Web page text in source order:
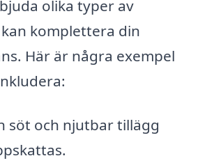
olika typer av
komplettera din
Här är några exempel
söt och njutbar tillägg